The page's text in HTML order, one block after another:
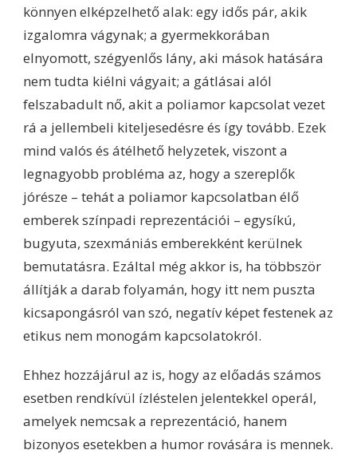
könnyen elképzelhető alak: egy idős pár, akik
izgalomra vágynak; a gyermekkorában
elnyomott, szégyenlős lány, aki mások hatására
nem tudta kiélni vágyait; a gátlásai alól
felszabadult nő, akit a poliamor kapcsolat vezet
rá a jellembeli kiteljesedésre és így tovább. Ezek
mind valós és átélhető helyzetek, viszont a
legnagyobb probléma az, hogy a szereplők
jórésze – tehát a poliamor kapcsolatban élő
emberek színpadi reprezentációi – egysíkú,
bugyuta, szexmániás emberekként kerülnek
bemutatásra. Ezáltal még akkor is, ha többször
állítják a darab folyamán, hogy itt nem puszta
kicsapongásról van szó, negatív képet festenek az
etikus nem monogám kapcsolatokról.
Ehhez hozzájárul az is, hogy az előadás számos
esetben rendkívül ízléstelen jelentekkel operál,
amelyek nemcsak a reprezentáció, hanem
bizonyos esetekben a humor rovására is mennek.